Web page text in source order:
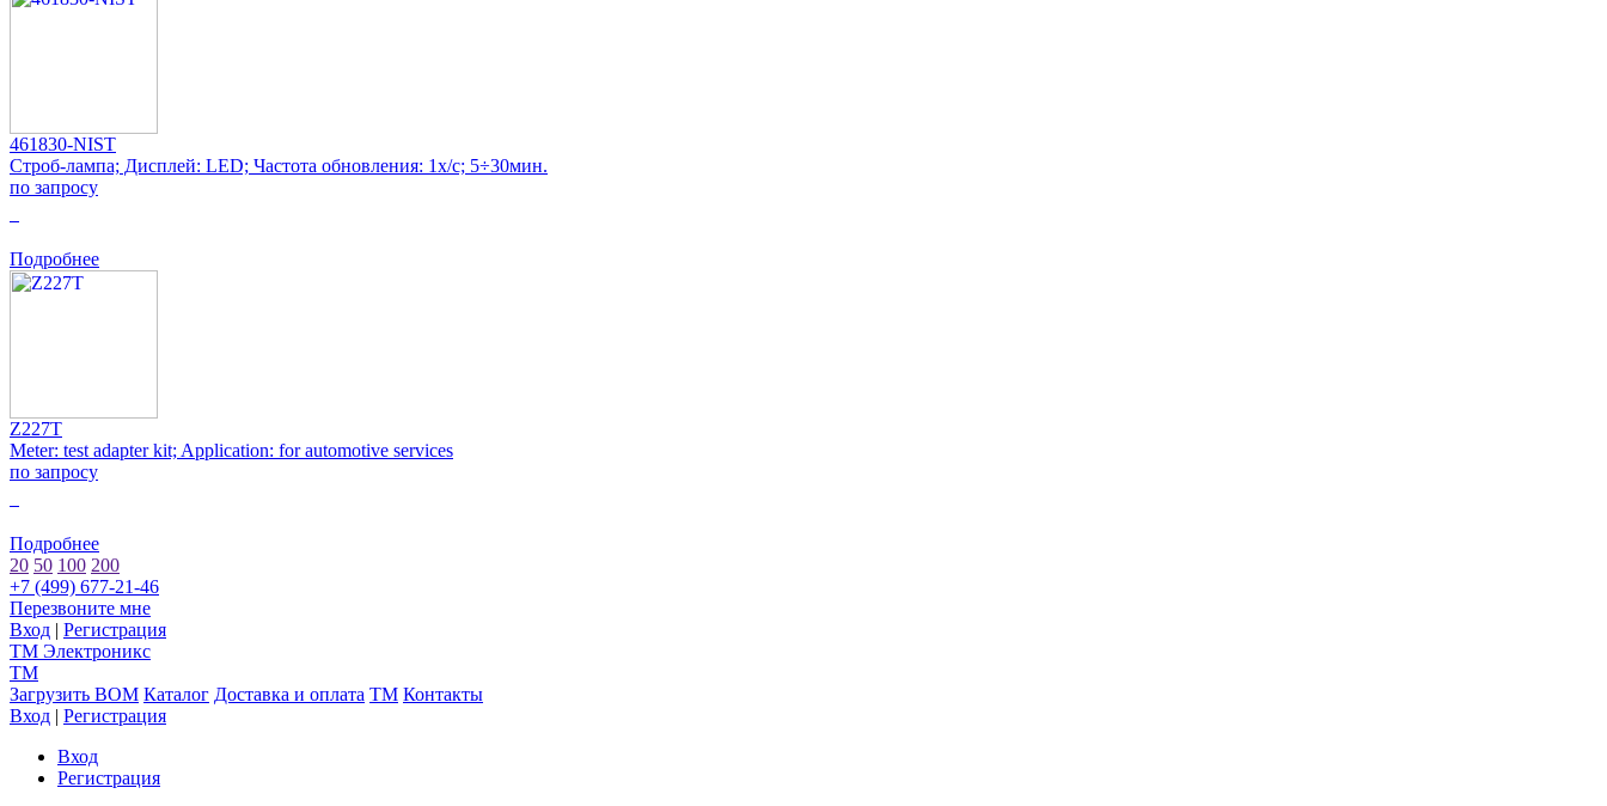
461830-NIST
Строб-лампа; Дисплей: LED; Частота обновления: 1x/с; 5÷30мин.
по запросу
Подробнее
Z227T
Meter: test adapter kit; Application: for automotive services
по запросу
Подробнее
20 50 100 200
+7 (499) 677-21-46
Перезвоните мне
Вход | Регистрация
TM Электроникс
TM
Загрузить BOM Каталог Доставка и оплата TM Контакты
Вход | Регистрация
Вход
Регистрация